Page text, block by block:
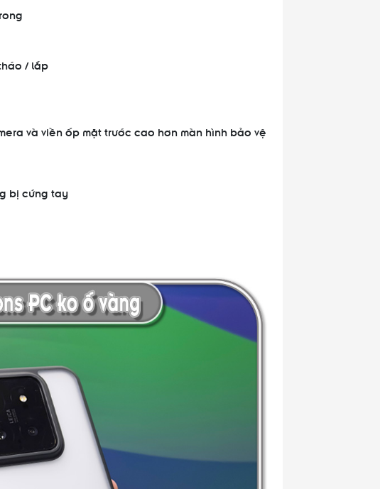
/ lắp
và viền ốp mặt trước cao hơn màn hình bảo vệ
bị cứng tay